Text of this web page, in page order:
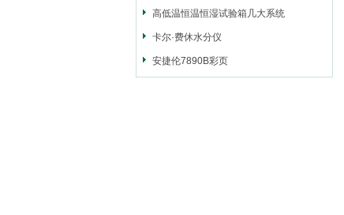
高低温恒温恒湿试验箱几大系统
卡尔·费休水分仪
安捷伦7890B彩页